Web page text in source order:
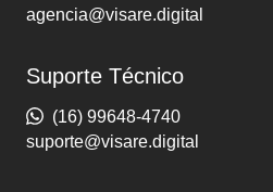
agencia@visare.digital
Suporte Técnico
(16) 99648-4740
suporte@visare.digital